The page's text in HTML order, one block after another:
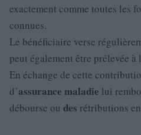
exactement comme toutes les
connues.
Le bénéficiaire verse
peut également être prélevée à
En échange de cette
d’assurance maladie lui
débourse ou des rétributions